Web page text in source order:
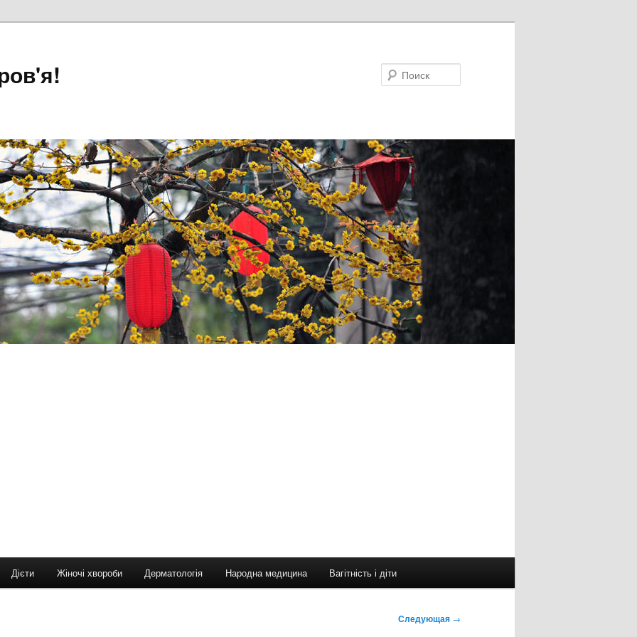
Дієти Жіночі хвороби Дерматологія Народна медицина Вагітність і діти
Следующая →